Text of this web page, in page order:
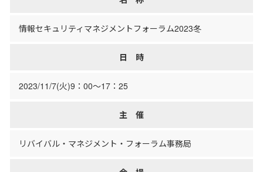
情報セキュリティマネジメントフォーラム2023冬
日 時
2023/11/7(火)9：00～17：25
主 催
リバイバル・マネジメント・フォーラム事務局